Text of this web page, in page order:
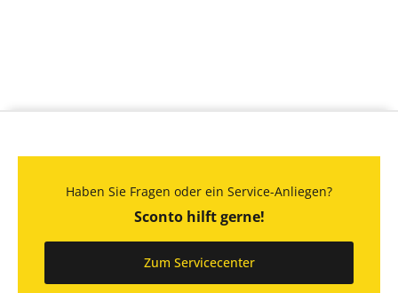
Haben Sie Fragen oder ein Service-Anliegen?
Sconto hilft gerne!
Zum Servicecenter